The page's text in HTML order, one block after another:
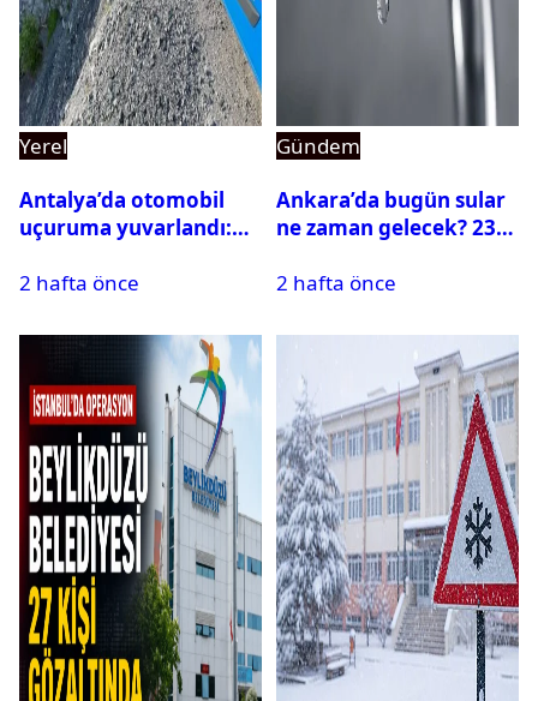
Yerel
Antalya’da otomobil
uçuruma yuvarlandı:
var
2 hafta önce
Gündem
Ankara’da bugün sular
ne zaman gelecek? 23
su kesintisi sorgulama
2 hafta önce